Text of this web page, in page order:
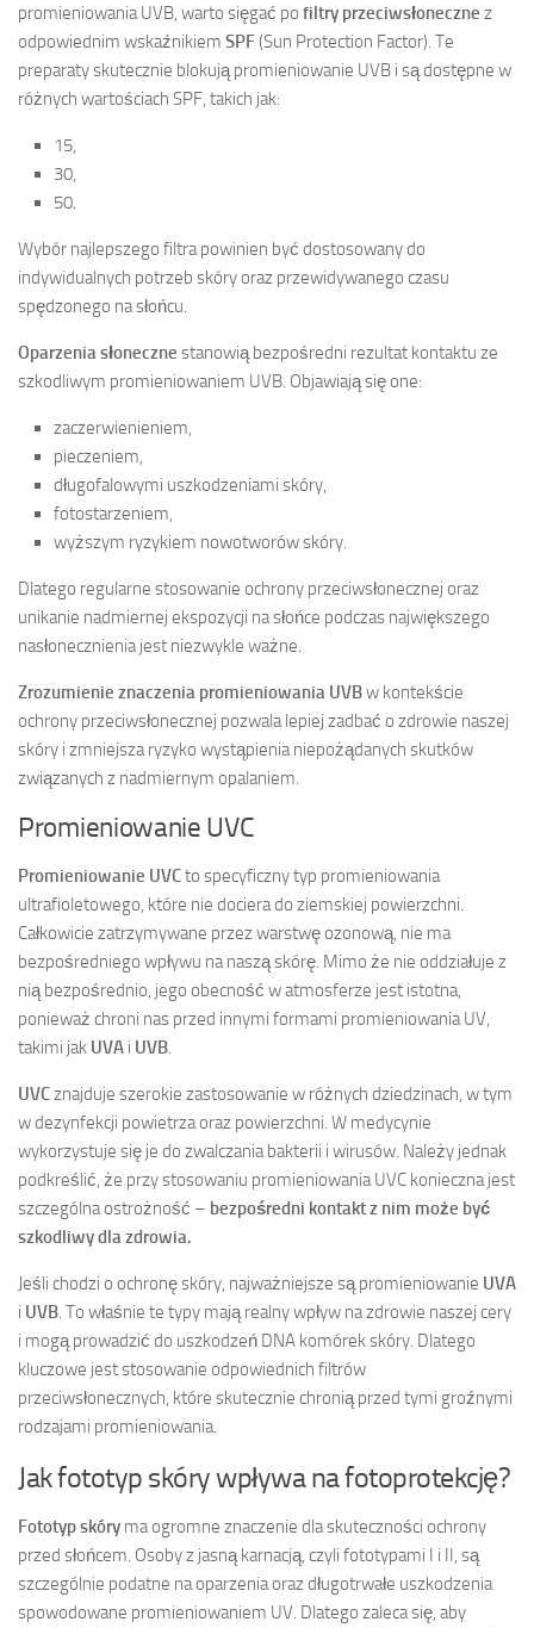
promieniowania UVB, warto sięgać po filtry przeciwsłoneczne z
odpowiednim wskaźnikiem SPF(Sun Protection Factor). Te
preparaty skutecznie blokują promieniowanie UVB i są dostępne w
różnych wartościach SPF, takich jak:
15,
30,
50.
Wybór najlepszego filtra powinien być dostosowany do
indywidualnych potrzeb skóry oraz przewidywanego czasu
spędzonego na słońcu.
Oparzenia słoneczne stanowią bezpośredni rezultat kontaktu ze
szkodliwym promieniowaniem UVB. Objawiają się one:
zaczerwienieniem,
pieczeniem,
długofalowymi uszkodzeniami skóry,
fotostarzeniem,
wyższym ryzykiem nowotworów skóry.
Dlatego regularne stosowanie ochrony przeciwsłonecznej oraz
unikanie nadmiernej ekspozycji na słońce podczas największego
nasłonecznienia jest niezwykle ważne.
Zrozumienie znaczenia promieniowania UVBw kontekście
ochrony przeciwsłonecznej pozwala lepiej zadbać o zdrowie naszej
skóry i zmniejsza ryzyko wystąpienia niepożądanych skutków
związanych z nadmiernym opalaniem.
Promieniowanie UVC
Promieniowanie UVCto specyficzny typ promieniowania
ultrafioletowego, które nie dociera do ziemskiej powierzchni.
Całkowicie zatrzymywane przez warstwę ozonową, nie ma
bezpośredniego wpływu na naszą skórę. Mimo że nie oddziałuje z
nią bezpośrednio, jego obecność w atmosferze jest istotna,
ponieważ chroni nas przed innymi formami promieniowania UV,
takimi jak UVA i UVB.
UVCznajduje szerokie zastosowanie w różnych dziedzinach, w tym
w dezynfekcji powietrza oraz powierzchni. W medycynie
wykorzystuje się je do zwalczania bakterii i wirusów. Należy jednak
podkreślić, że przy stosowaniu promieniowania UVC konieczna jest
szczególna ostrożność – bezpośredni kontakt z nim może być
szkodliwy dla zdrowia.
Jeśli chodzi o ochronę skóry, najważniejsze są promieniowanie UVA
i UVB. To właśnie te typy mają realny wpływ na zdrowie naszej cery
i mogą prowadzić do uszkodzeń DNA komórek skóry. Dlatego
kluczowe jest stosowanie odpowiednich filtrów
przeciwsłonecznych, które skutecznie chronią przed tymi groźnymi
rodzajami promieniowania.
Jak fototyp skóry wpływa na fotoprotekcję?
Fototyp skóry ma ogromne znaczenie dla skuteczności ochrony
przed słońcem. Osoby z jasną karnacją, czyli fototypami I i II, są
szczególnie podatne na oparzenia oraz długotrwałe uszkodzenia
spowodowane promieniowaniem UV. Dlatego zaleca się, aby